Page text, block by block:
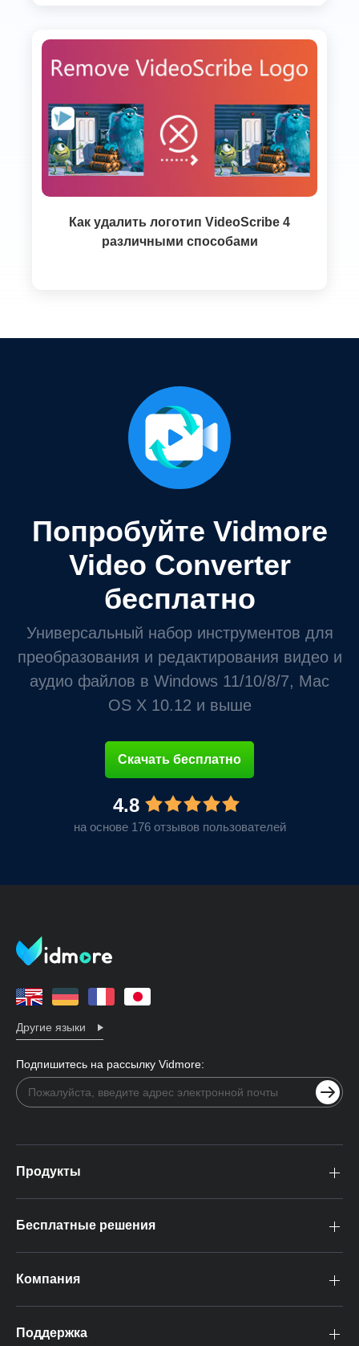
Как удалить логотип VideoScribe 4
различными способами
Попробуйте Vidmore
Video Converter
бесплатно
Универсальный набор инструментов для
преобразования и редактирования видео и
аудио файлов в Windows 11/10/8/7, Mac
OS X 10.12 и выше
Скачать бесплатно
4.8
на основе 176 отзывов пользователей
Другие языки
Подпишитесь на рассылку Vidmore:
Продукты
Бесплатные решения
Компания
Поддержка